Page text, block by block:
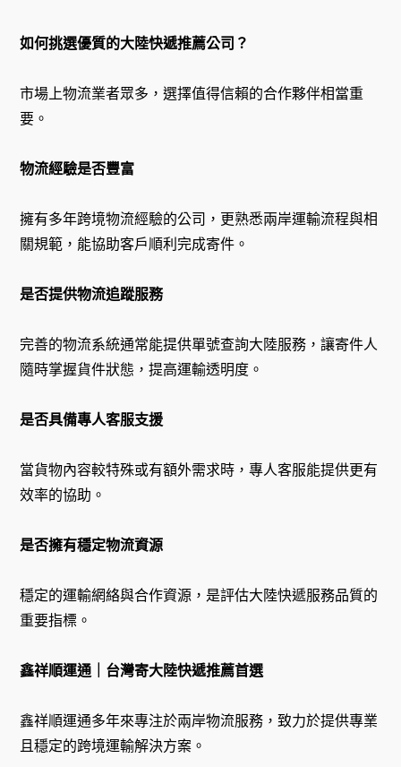
如何挑選優質的大陸快遞推薦公司？
市場上物流業者眾多，選擇值得信賴的合作夥伴相當重
要。
物流經驗是否豐富
擁有多年跨境物流經驗的公司，更熟悉兩岸運輸流程與相
關規範，能協助客戶順利完成寄件。
是否提供物流追蹤服務
完善的物流系統通常能提供單號查詢大陸服務，讓寄件人
隨時掌握貨件狀態，提高運輸透明度。
是否具備專人客服支援
當貨物內容較特殊或有額外需求時，專人客服能提供更有
效率的協助。
是否擁有穩定物流資源
穩定的運輸網絡與合作資源，是評估大陸快遞服務品質的
重要指標。
鑫祥順運通｜台灣寄大陸快遞推薦首選
鑫祥順運通多年來專注於兩岸物流服務，致力於提供專業
且穩定的跨境運輸解決方案。